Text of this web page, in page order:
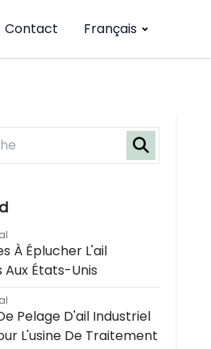
Contact Français
À Éplucher L'ail
Aux États-Unis
Pelage D'ail Industriel
L'usine De Traitement